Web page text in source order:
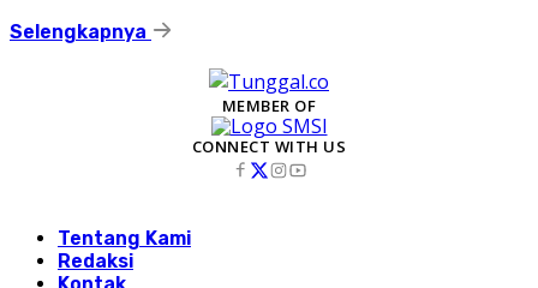
Selengkapnya
MEMBER OF
CONNECT WITH US
Tentang Kami
Redaksi